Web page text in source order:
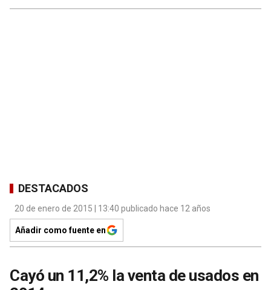
DESTACADOS
20 de enero de 2015 | 13:40 publicado hace 12 años
Añadir como fuente en
Cayó un 11,2% la venta de usados en